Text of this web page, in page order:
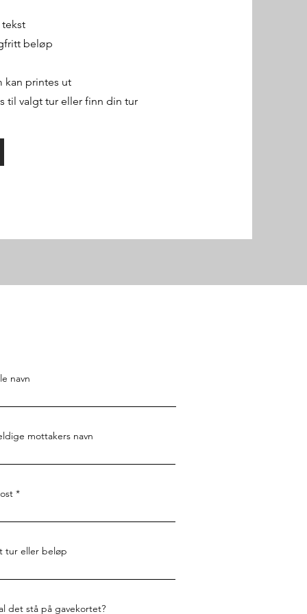
beløp
kan printes ut
til valgt tur eller finn din tur
navn
mottakers navn
tur eller beløp
det stå på gavekortet?